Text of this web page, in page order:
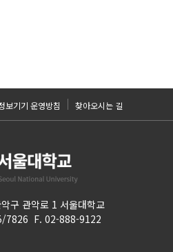
보기기 운영방침 찾아오시는 길
구 관악로 1 서울대학교
7826 F. 02-888-9122